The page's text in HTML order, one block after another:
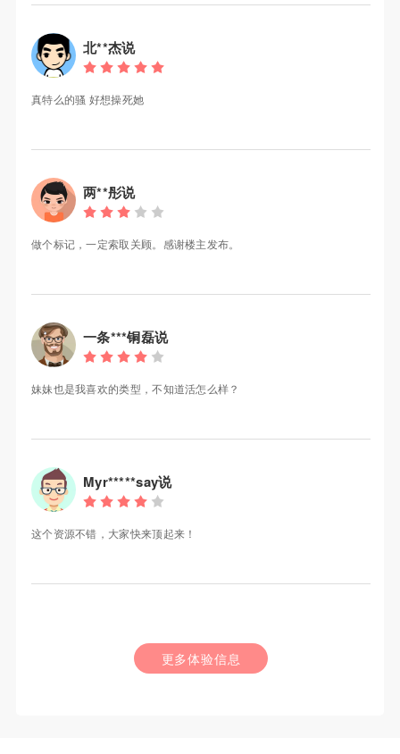
北**杰说
真特么的骚 好想操死她
两**彤说
做个标记，一定索取关顾。感谢楼主发布。
一条***铜磊说
妹妹也是我喜欢的类型，不知道活怎么样？
Myr*****say说
这个资源不错，大家快来顶起来！
更多体验信息